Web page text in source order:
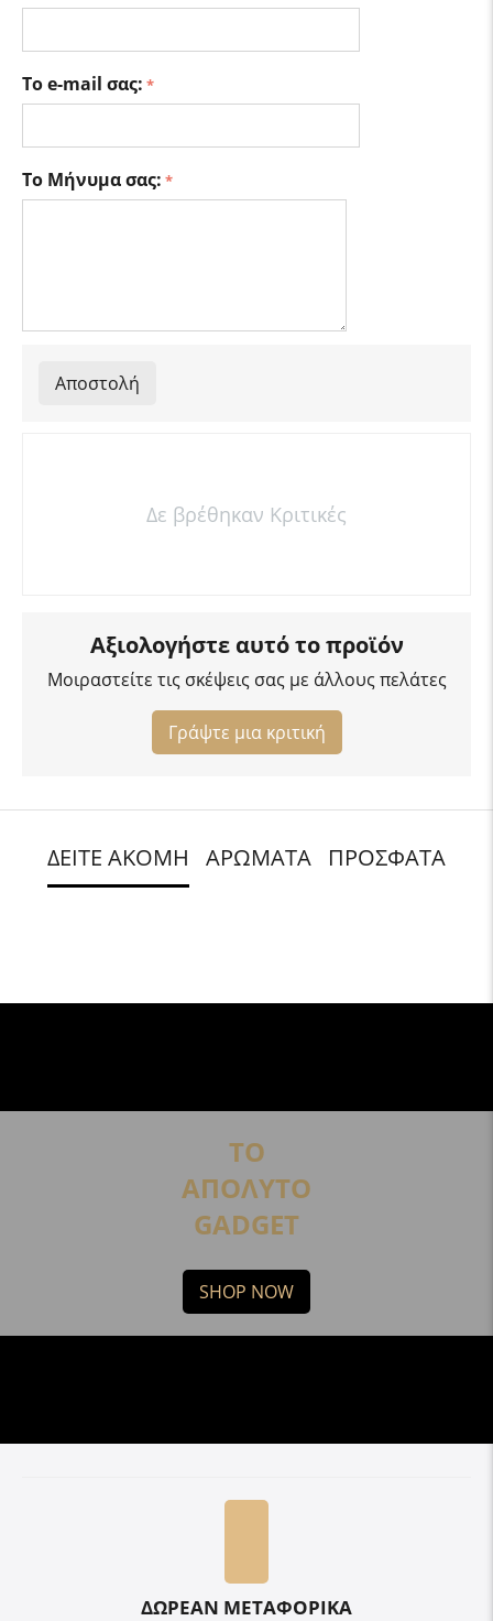
Το e-mail σας:
Το Μήνυμα σας:
Αποστολή
Δε βρέθηκαν Κριτικές
Αξιολογήστε αυτό το προϊόν
Μοιραστείτε τις σκέψεις σας με άλλους πελάτες
Γράψτε μια κριτική
ΔΕΙΤΕ ΑΚΟΜΗ ΑΡΩΜΑΤΑ ΠΡΟΣΦΑΤΑ
ΤΟ
ΑΠΟΛΥΤΟ
GADGET
SHOP NOW
ΔΩΡΕΑΝ ΜΕΤΑΦΟΡΙΚΑ